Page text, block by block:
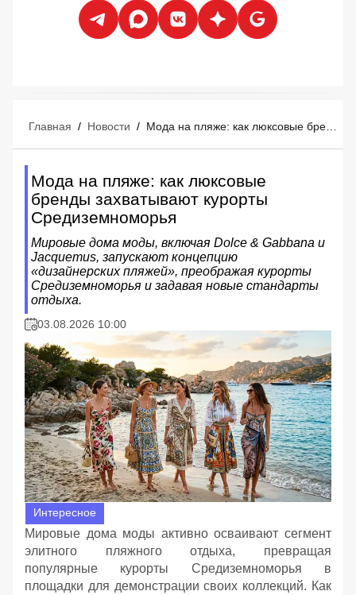
Главная / Новости / Мода на пляже: как люксовые бренды захватывают курорты Средиземноморья
Мода на пляже: как люксовые
бренды захватывают курорты
Средиземноморья
Мировые дома моды, включая Dolce & Gabbana и
Jacquemus, запускают концепцию
«дизайнерских пляжей», преображая курорты
Средиземноморья и задавая новые стандарты
отдыха.
03.08.2026 10:00
Интересное
Мировые дома моды активно осваивают сегмент
элитного пляжного отдыха, превращая
популярные курорты Средиземноморья в
площадки для демонстрации своих коллекций. Как